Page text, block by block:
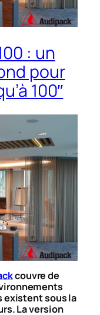
: un
pour
100″
couvre de
existent sous la
La version